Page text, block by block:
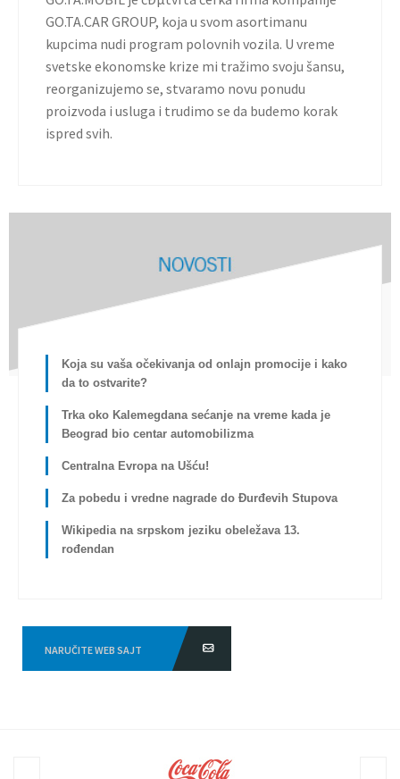
GO.TA.CAR GROUP, koja u svom asortimanu
kupcima nudi program polovnih vozila. U vreme
svetske ekonomske krize mi tražimo svoju šansu,
reorganizujemo se, stvaramo novu ponudu
proizvoda i usluga i trudimo se da budemo korak
ispred svih.
Koja su vaša očekivanja od onlajn promocije i kako
da to ostvarite?
Trka oko Kalemegdana sećanje na vreme kada je
Beograd bio centar automobilizma
Centralna Evropa na Ušću!
Za pobedu i vredne nagrade do Đurđevih Stupova
Wikipedia na srpskom jeziku obeležava 13.
rođendan
NARUČITE WEB SAJT